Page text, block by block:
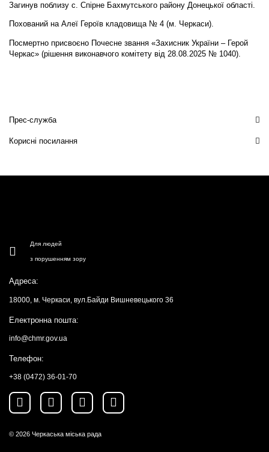
Загинув поблизу с. Спірне Бахмутського району Донецької області.
Похований на Алеї Героїв кладовища № 4 (м. Черкаси).
Посмертно присвоєно Почесне звання «Захисник України – Герой
Черкас» (рішення виконавчого комітету від 28.08.2025 № 1040).
Прес-служба
Корисні посилання
Для людей
з порушенням зору
Адреса:
18000, м. Черкаси, вул.Байди Вишневецького 36
Електронна пошта:
info@chmr.gov.ua
Телефон:
+38 (0472) 36-01-70
© 2026 Черкаська міська рада